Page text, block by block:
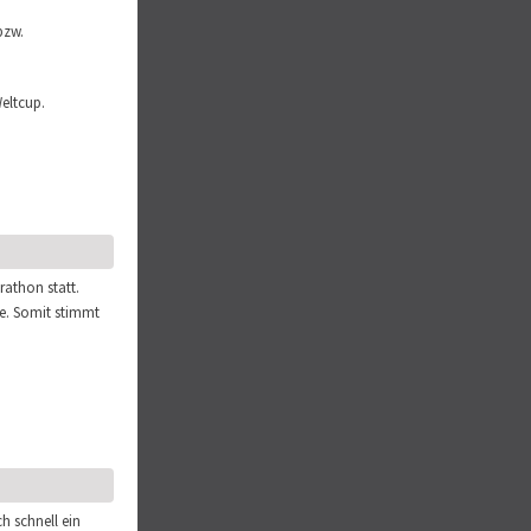
statt.
Somit stimmt
schnell ein